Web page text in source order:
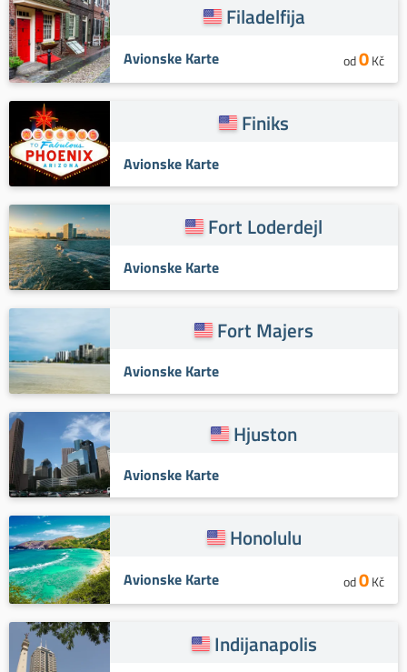
Filadelfija
Avionske Karte od0Kč
Finiks
Avionske Karte
Fort Loderdejl
Avionske Karte
Fort Majers
Avionske Karte
Hjuston
Avionske Karte
Honolulu
Avionske Karte od0Kč
Indijanapolis